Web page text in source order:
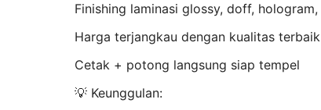
Finishing laminasi glossy, doff,
Harga terjangkau dengan kualitas terbaik
Cetak + potong langsung siap tempel
💡 Keunggulan: